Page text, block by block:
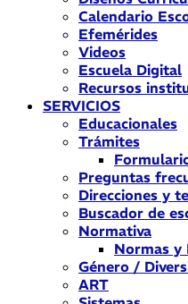
Calendario
Efemérides
Videos
Escuela Digital
Recursos
SERVICIOS
Educacionales
Trámites
Preguntas
Direcciones y
Buscador de
Normativa
Normas y
Género /
ART